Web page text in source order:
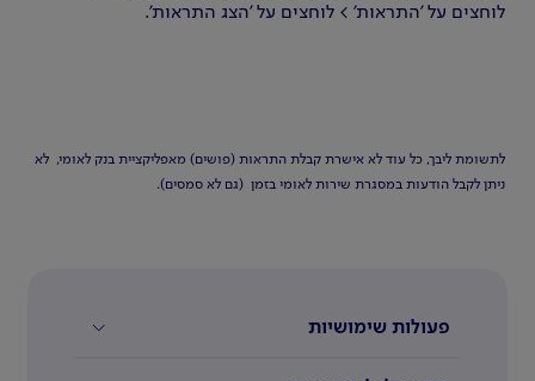
לוחצים על 'התראות' > לוחצים על 'הצג התראות'.
לתשומת ליבך, כל עוד לא אישרת קבלת התראות (פושים) מאפליקציית בנק לאומי, לא
ניתן לקבל הודעות במסגרת שירות לאומי בזמן (גם לא סמסים).
פעולות שימושיות